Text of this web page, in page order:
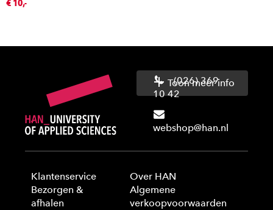
€ 10,-
(026) 369
10 42
webshop@han.nl
Toon meer info
Klantenservice
Bezorgen &
afhalen
Over HAN
Algemene
verkoopvoorwaarden